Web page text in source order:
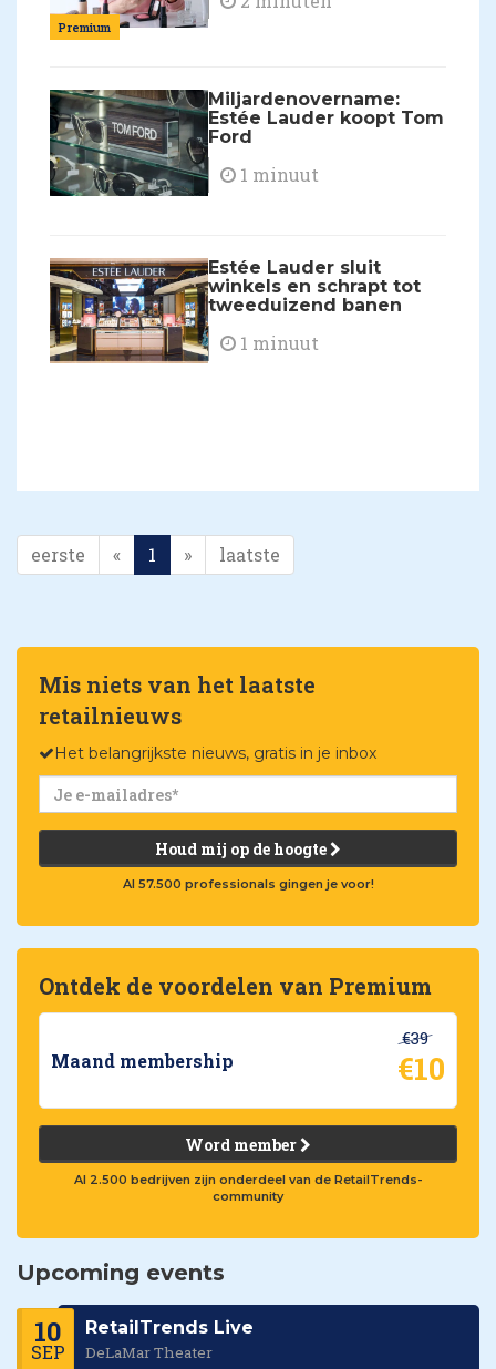
Premium
Miljardenovername:
Estée Lauder koopt Tom
Ford
1 minuut
Estée Lauder sluit
winkels en schrapt tot
tweeduizend banen
1 minuut
eerste « 1 » laatste
Mis niets van het laatste
retailnieuws
Het belangrijkste nieuws, gratis in je inbox
Houd mij op de hoogte
Al 57.500 professionals gingen je voor!
Ontdek de voordelen van Premium
Maand membership
€39
€10
Word member
Al 2.500 bedrijven zijn onderdeel van de RetailTrends-
community
Upcoming events
10
SEP
RetailTrends Live
DeLaMar Theater